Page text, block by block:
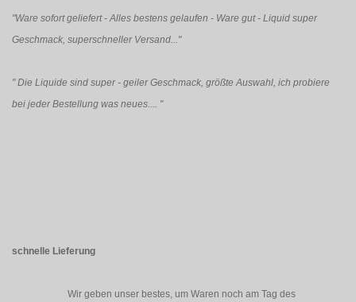
"Ware sofort geliefert - Alles bestens gelaufen - Ware gut - Liquid super
Geschmack, superschneller Versand..."
"Die Liquide sind super - geiler Geschmack, größte Auswahl, ich probiere
bei jeder Bestellung was neues.... "
schnelle Lieferung
Wir geben unser bestes, um Waren noch am Tag des